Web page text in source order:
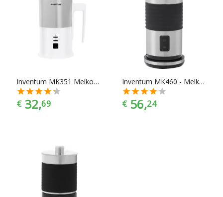
Inventum MK351 Melkopschuimer
€ 32,69
Inventum MK460 - Melkopschuimer
€ 56,24